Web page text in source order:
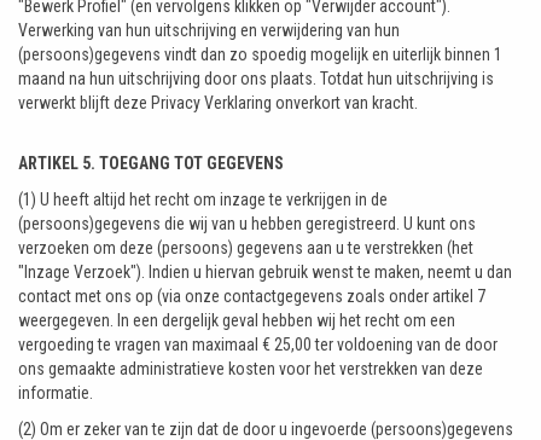
"Bewerk Profiel" (en vervolgens klikken op "Verwijder account").
Verwerking van hun uitschrijving en verwijdering van hun
(persoons)gegevens vindt dan zo spoedig mogelijk en uiterlijk binnen 1
maand na hun uitschrijving door ons plaats. Totdat hun uitschrijving is
verwerkt blijft deze Privacy Verklaring onverkort van kracht.
ARTIKEL 5. TOEGANG TOT GEGEVENS
(1) U heeft altijd het recht om inzage te verkrijgen in de
(persoons)gegevens die wij van u hebben geregistreerd. U kunt ons
verzoeken om deze (persoons) gegevens aan u te verstrekken (het
"Inzage Verzoek"). Indien u hiervan gebruik wenst te maken, neemt u dan
contact met ons op (via onze contactgegevens zoals onder artikel 7
weergegeven. In een dergelijk geval hebben wij het recht om een
vergoeding te vragen van maximaal € 25,00 ter voldoening van de door
ons gemaakte administratieve kosten voor het verstrekken van deze
informatie.
(2) Om er zeker van te zijn dat de door u ingevoerde (persoons)gegevens